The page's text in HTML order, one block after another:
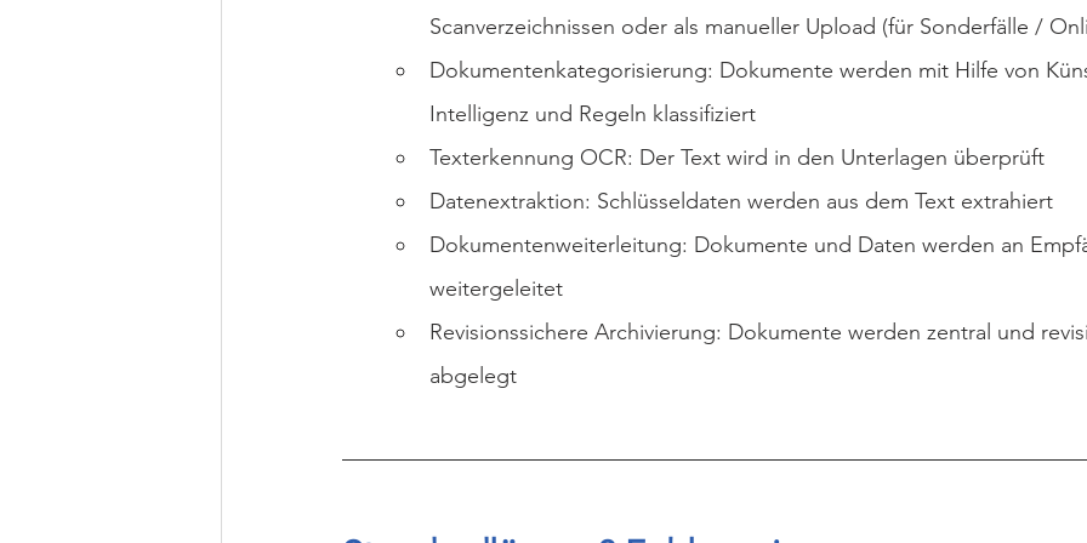
Scanverzeichnissen oder als manueller Upload (für Sonderfälle /
Dokumentenkategorisierung: Dokumente werden mit Hilfe von
Intelligenz und Regeln klassifiziert
Texterkennung OCR: Der Text wird in den Unterlagen überprüft
Datenextraktion: Schlüsseldaten werden aus dem Text extrahiert
Dokumentenweiterleitung: Dokumente und Daten werden an
weitergeleitet
Revisionssichere Archivierung: Dokumente werden zentral und
abgelegt